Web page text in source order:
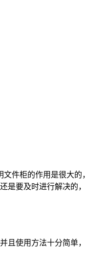
件柜的作用是很大的
是要及时进行解决的
使用方法十分简单，